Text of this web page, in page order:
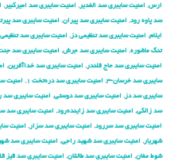
ارس, امنیت سایبری سد الغدیر , امنیت سایبری سد امیرکبیر ,
سد پاوه رود, امنیت سایبری سد پیران, امنیت سایبری سد
ایلام, امنیت سایبری سد تنظیمی دز , امنیت سایبری سد تنظیمی
تنگ ماشوره, امنیت سایبری سد جرش, امنیت سایبری سد جنت
امنیت سایبری سد حاج قلندر , امنیت سایبری سد خداآفرین,
سایبری سد خرسان-۳ , امنیت سایبری سد دره‌تخت ۱ , امنیت
سایبری سد دز , امنیت سایبری سد دوستی, امنیت سایبری سد
سد زالکی, امنیت سایبری سد زاینده‌رود, امنیت سایبری سد
امنیت سایبری سد سررود, امنیت سایبری سد سزار , امنیت
شهریار , امنیت سایبری سد شهید راجی, امنیت سایبری سد
شوط مغان, امنیت سایبری سد طالقان, امنیت سایبری سد قیز